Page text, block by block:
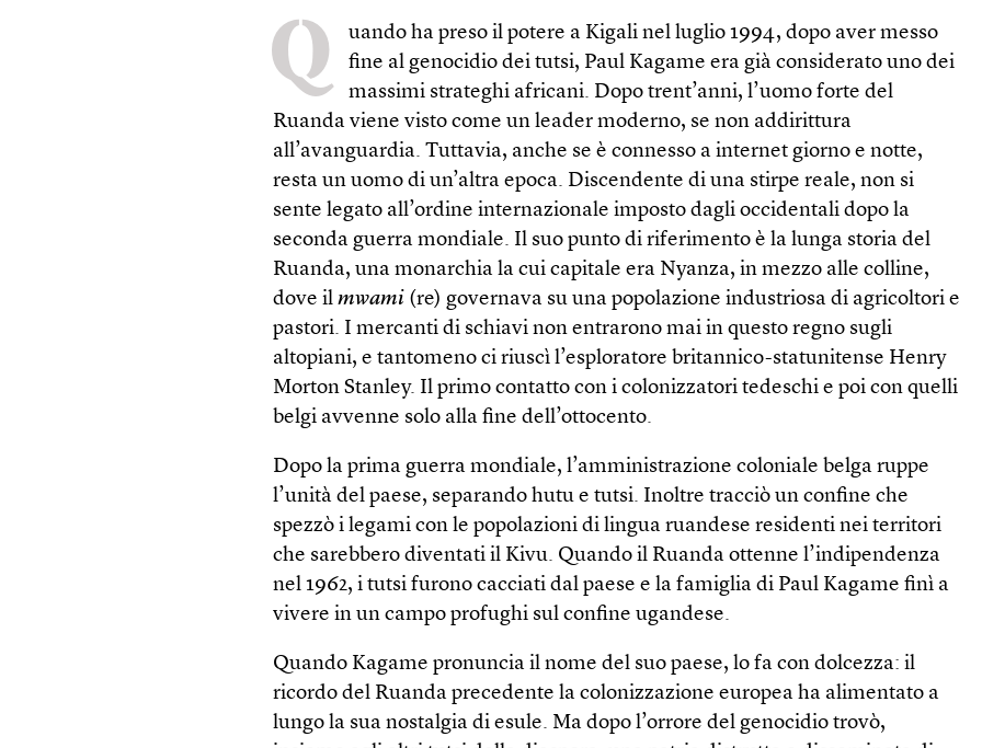
Q
uando ha preso il potere a Kigali nel luglio 1994, dopo aver messo
fine al genocidio dei tutsi, Paul Kagame era già considerato uno dei
massimi strateghi africani. Dopo trent’anni, l’uomo forte del
Ruanda viene visto come un leader moderno, se non addirittura
all’avanguardia. Tuttavia, anche se è connesso a internet giorno e notte,
resta un uomo di un’altra epoca. Discendente di una stirpe reale, non si
sente legato all’ordine internazionale imposto dagli occidentali dopo la
seconda guerra mondiale. Il suo punto di riferimento è la lunga storia del
Ruanda, una monarchia la cui capitale era Nyanza, in mezzo alle colline,
dove ilmwami (re) governava su una popolazione industriosa di agricoltori e
pastori. I mercanti di schiavi non entrarono mai in questo regno sugli
altopiani, e tantomeno ci riuscì l’esploratore britannico-statunitense Henry
Morton Stanley. Il primo contatto con i colonizzatori tedeschi e poi con quelli
belgi avvenne solo alla fine dell’ottocento.
Dopo la prima guerra mondiale, l’amministrazione coloniale belga ruppe
l’unità del paese, separando hutu e tutsi. Inoltre tracciò un confine che
spezzò i legami con le popolazioni di lingua ruandese residenti nei territori
che sarebbero diventati il Kivu. Quando il Ruanda ottenne l’indipendenza
nel 1962, i tutsi furono cacciati dal paese e la famiglia di Paul Kagame finì a
vivere in un campo profughi sul confine ugandese.
Quando Kagame pronuncia il nome del suo paese, lo fa con dolcezza: il
ricordo del Ruanda precedente la colonizzazione europea ha alimentato a
lungo la sua nostalgia di esule. Ma dopo l’orrore del genocidio trovò,